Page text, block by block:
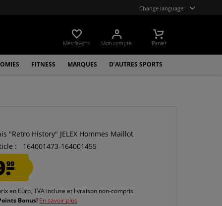
Change language:
Mes favoris Mon compte Panier
FITNESS MARQUES D’AUTRES SPORTS
"Retro History" JELEX Hommes Maillot
:
164001473-164001455
99
en Euro, TVA incluse et livraison non-compris
Bonus! En savoir plus